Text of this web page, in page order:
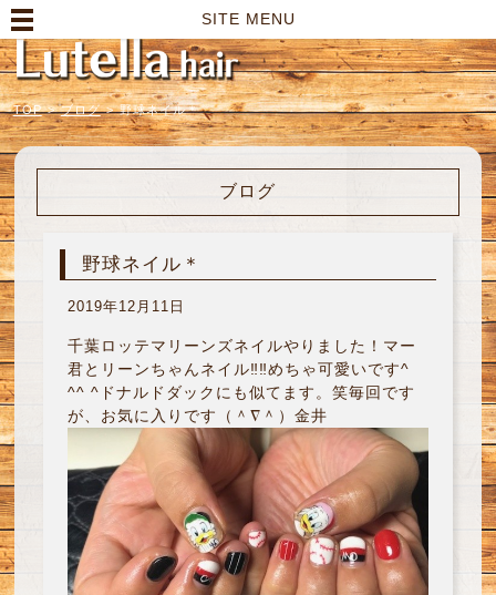
SITE MENU
TOP > ブログ > 野球ネイル＊
ブログ
野球ネイル＊
2019年12月11日
千葉ロッテマリーンズネイルやりました！マー
君とリーンちゃんネイル‼︎‼︎めちゃ可愛いです^
^^ ^ドナルドダックにも似てます。笑毎回です
が、お気に入りです（＾∇＾）金井